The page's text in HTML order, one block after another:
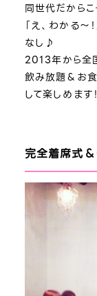
同世代だからこ
「え、わかる～
なし♪
2013年から全
飲み放題＆お
して楽しめます！
完全着席式